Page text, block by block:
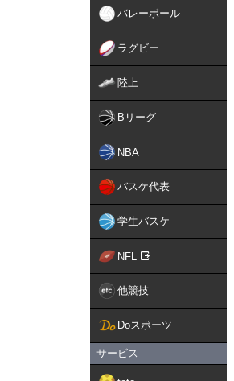
バレーボール
ラグビー
陸上
Bリーグ
NBA
バスケ代表
学生バスケ
NFL
他競技
Doスポーツ
サービス